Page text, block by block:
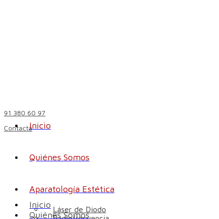
91 380 60 97
ContactaInicio
Quiénes Somos
Aparatología Estética
Láser de Diodo
Inicio
Quiénes Somos